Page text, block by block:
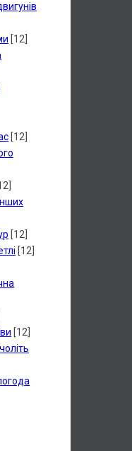
[12]
[12]
[12]
[12]
[12]